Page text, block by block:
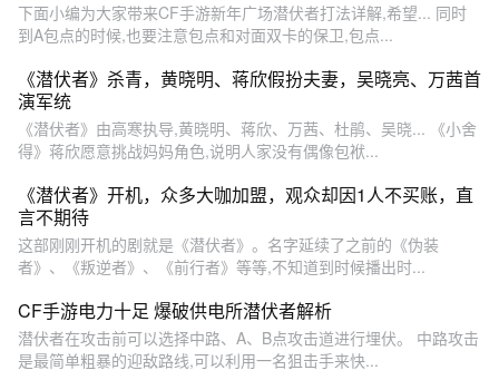
下面小编为大家带来CF手游新年广场潜伏者打法详解,希望... 同时
到A包点的时候,也要注意包点和对面双卡的保卫,包点...
《潜伏者》杀青，黄晓明、蒋欣假扮夫妻，吴晓亮、万茜首
演军统
《潜伏者》由高寒执导,黄晓明、蒋欣、万茜、杜鹃、吴晓... 《小舍
得》蒋欣愿意挑战妈妈角色,说明人家没有偶像包袱...
《潜伏者》开机，众多大咖加盟，观众却因1人不买账，直
言不期待
这部刚刚开机的剧就是《潜伏者》。名字延续了之前的《伪装
者》、《叛逆者》、《前行者》等等,不知道到时候播出时...
CF手游电力十足 爆破供电所潜伏者解析
潜伏者在攻击前可以选择中路、A、B点攻击道进行埋伏。 中路攻击
是最简单粗暴的迎敌路线,可以利用一名狙击手来快...